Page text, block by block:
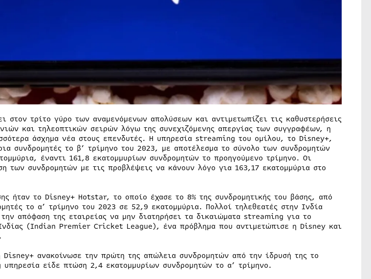
στον τρίτο γύρο των αναμενόμενων απολύσεων και αντιμετωπίζει τις καθυστερήσεις
και τηλεοπτικών σειρών λόγω της συνεχιζόμενης απεργίας των συγγραφέων, η
άσχημα νέα στους επενδυτές. Η υπηρεσία streaming του ομίλου, το Disney+,
συνδρομητές το β’ τρίμηνο του 2023, με αποτέλεσμα το σύνολο των συνδρομητών
έναντι 161,8 εκατομμυρίων συνδρομητών το προηγούμενο τρίμηνο. Οι
των συνδρομητών με τις προβλέψεις να κάνουν λόγο για 163,17 εκατομμύρια στο
ήταν το Disney+ Hotstar, το οποίο έχασε το 8% της συνδρομητικής του βάσης, από
το α’ τρίμηνο του 2023 σε 52,9 εκατομμύρια. Πολλοί τηλεθεατές στην Ινδία
απόφαση της εταιρείας να μην διατηρήσει τα δικαιώματα streaming για το
(Indian Premier Cricket League), ένα πρόβλημα που αντιμετώπισε η Disney και
ανακοίνωσε την πρώτη της απώλεια συνδρομητών από την ίδρυσή της το
είδε πτώση 2,4 εκατομμυρίων συνδρομητών το α’ τρίμηνο.